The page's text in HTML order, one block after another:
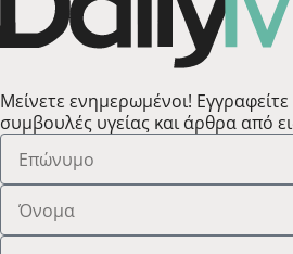
Μείνετε ενημερωμένοι!
συμβουλές υγείας και άρθρα από